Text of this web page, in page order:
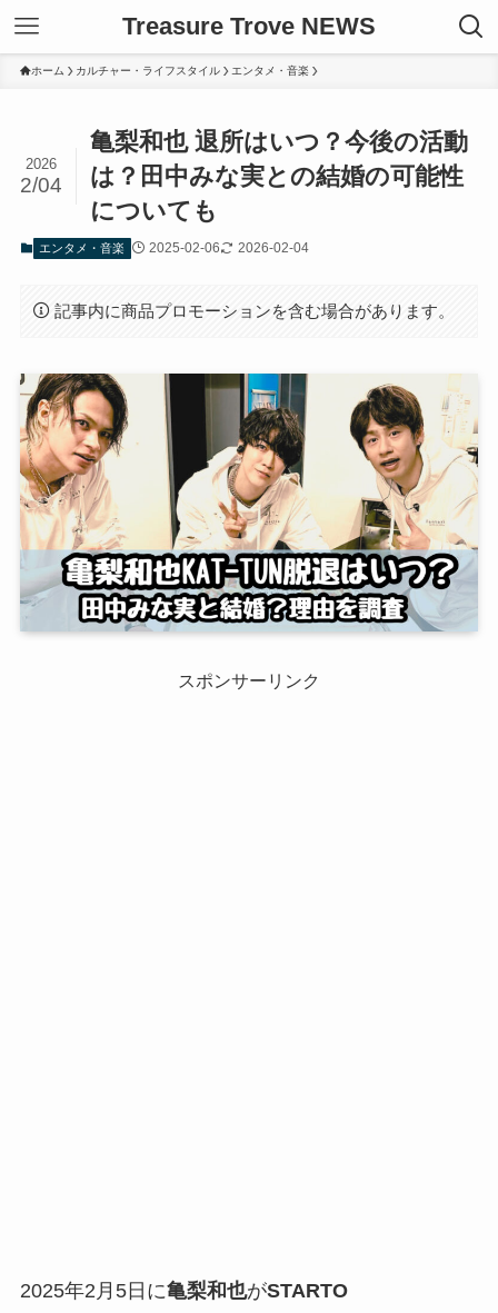
Treasure Trove NEWS
ホーム カルチャー・ライフスタイル エンタメ・音楽
亀梨和也 退所はいつ？今後の活動
は？田中みな実との結婚の可能性
についても
2026
2/04
エンタメ・音楽 2025-02-06 2026-02-04
記事内に商品プロモーションを含む場合があります。
スポンサーリンク
2025年2月5日に亀梨和也がSTARTO